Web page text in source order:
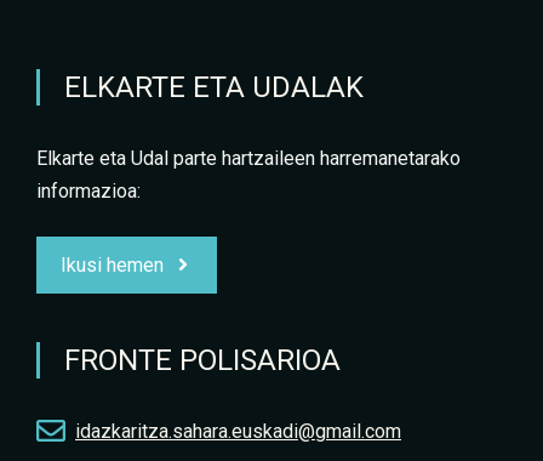
ELKARTE ETA UDALAK
Elkarte eta Udal parte hartzaileen harremanetarako
informazioa:
Ikusi hemen
FRONTE POLISARIOA
idazkaritza.sahara.euskadi@gmail.com